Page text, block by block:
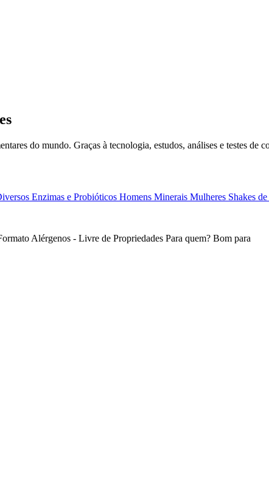
do mundo. Graças à tecnologia, estudos, análises e testes de
Enzimas e Probióticos Homens Minerais Mulheres Shakes
Alérgenos - Livre de Propriedades Para quem? Bom para